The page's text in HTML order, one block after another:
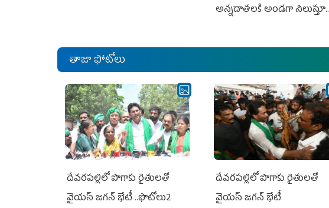
అన్నదాతలకి అండగా నిలుస్తూ..
తాజా ఫోటోలు
దేవరపల్లిలో పొగాకు రైతులతో
వైయస్ జగన్ భేటీ ..ఫొటోలు2
దేవరపల్లిలో పొగాకు రైతులతో
వైయస్ జగన్ భేటీ